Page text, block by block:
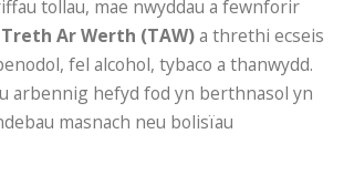
tollau, mae nwyddau a fewnforir
Treth Ar Werth (TAW)a threthi ecseis
fel alcohol, tybaco a thanwydd.
arbennig hefyd fod yn berthnasol yn
masnach neu bolisïau